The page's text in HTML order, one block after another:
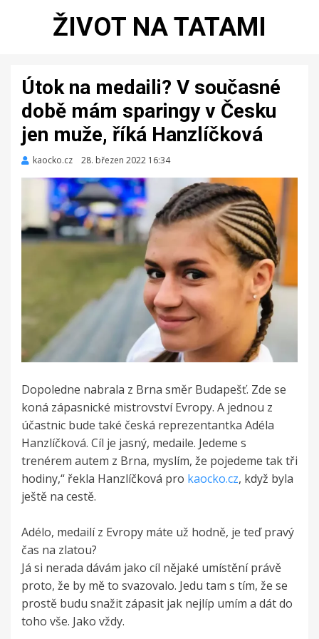
ŽIVOT NA TATAMI
Útok na medaili? V současné
době mám sparingy v Česku
jen muže, říká Hanzlíčková
kaocko.cz
Zveřejněno
28. březen 2022 16:34
Dopoledne nabrala z Brna směr Budapešť. Zde se
koná zápasnické mistrovství Evropy. A jednou z
účastnic bude také česká reprezentantka Adéla
Hanzlíčková. Cíl je jasný, medaile. Jedeme s
trenérem autem z Brna, myslím, že pojedeme tak tři
hodiny,“ řekla Hanzlíčková pro kaocko.cz, když byla
ještě na cestě.
Adélo, medailí z Evropy máte už hodně, je teď pravý
čas na zlatou?
Já si nerada dávám jako cíl nějaké umístění právě
proto, že by mě to svazovalo. Jedu tam s tím, že se
prostě budu snažit zápasit jak nejlíp umím a dát do
toho vše. Jako vždy.